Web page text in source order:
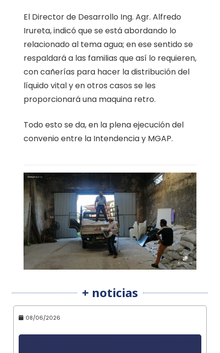
El Director de Desarrollo Ing. Agr. Alfredo
Irureta, indicó que se está abordando lo
relacionado al tema agua; en ese sentido se
respaldará a las familias que así lo requieren,
con cañerías para hacer la distribución del
líquido vital y en otros casos se les
proporcionará una maquina retro.
Todo esto se da, en la plena ejecución del
convenio entre la Intendencia y MGAP.
+ noticias
08/06/2026